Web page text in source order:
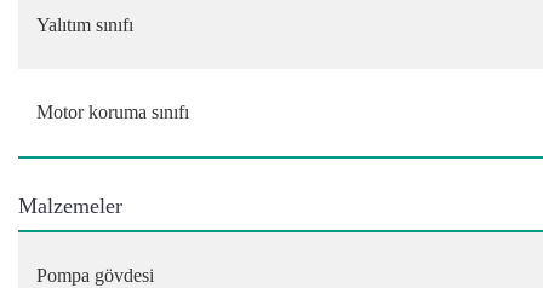
Yalıtım sınıfı
Motor koruma sınıfı
Malzemeler
Pompa gövdesi